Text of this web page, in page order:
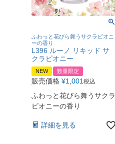
ふわっと花びら舞うサクラピオニ
ーの香り
L396 ルーノ リキッド サ
クラピオニー
NEW 数量限定
販売価格 ¥1,001 税込
ふわっと花びら舞うサクラ
ピオニーの香り
詳細を見る